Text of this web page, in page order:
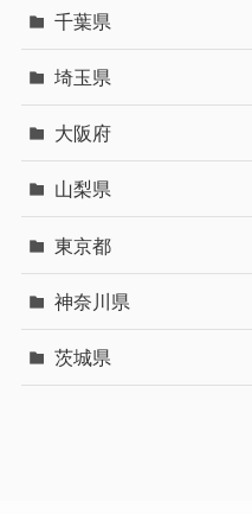
千葉県
埼玉県
大阪府
山梨県
東京都
神奈川県
茨城県